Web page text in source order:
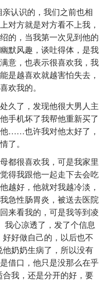
认识的，我们之前也相
对方就是对方看不上我，
的，当我第一次见到他的
默风趣，谈吐得体，是我
意，也表示很喜欢我，我
是越喜欢就越害怕失去，
欢我的。
久了，发现他很大男人主
手机坏了我帮他重新买了
……也许我对他太好了，
了。
都很喜欢我，可是我家里
得我跟他一起走下去会吃
越好，他就对我越冷淡，
急性肠胃炎，被送去医院
来看我的，可是我等到凌
我心凉透了，发了个信息
好做自己的，以后也不
奶奶生病了，所以没有
借口，他只是没那么在乎
我，还是分开的好，要